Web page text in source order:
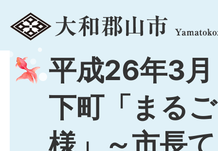
menu
平成26年3
下町「まる
様」～市長